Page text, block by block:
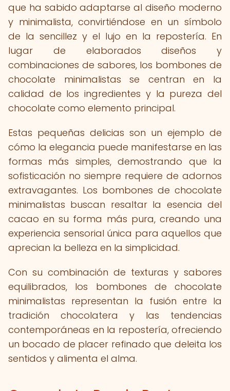
que ha sabido adaptarse al diseño moderno
y minimalista, convirtiéndose en un símbolo
de la sencillez y el lujo en la repostería. En
lugar de elaborados diseños y
combinaciones de sabores, los bombones de
chocolate minimalistas se centran en la
calidad de los ingredientes y la pureza del
chocolate como elemento principal.
Estas pequeñas delicias son un ejemplo de
cómo la elegancia puede manifestarse en las
formas más simples, demostrando que la
sofisticación no siempre requiere de adornos
extravagantes. Los bombones de chocolate
minimalistas buscan resaltar la esencia del
cacao en su forma más pura, creando una
experiencia sensorial única para aquellos que
aprecian la belleza en la simplicidad.
Con su combinación de texturas y sabores
equilibrados, los bombones de chocolate
minimalistas representan la fusión entre la
tradición chocolatera y las tendencias
contemporáneas en la repostería, ofreciendo
un bocado de placer refinado que deleita los
sentidos y alimenta el alma.